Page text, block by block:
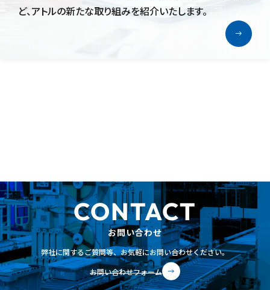
ど、アトルの新たな取り組みを紹介いたします。
CONTACT
お問い合わせ
弊社に関するご質問等、お気軽にお問い合わせください。
お問い合わせフォーム